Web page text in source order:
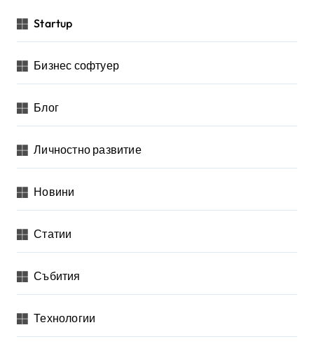
Startup
Бизнес софтуер
Блог
Личностно развитие
Новини
Статии
Събития
Технологии